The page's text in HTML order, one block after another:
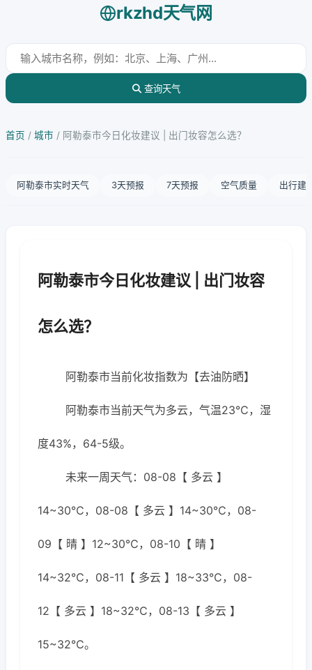
rkzhd天气网
查询天气
首页 / 城市 / 阿勒泰市今日化妆建议 | 出门妆容怎么选？
阿勒泰市实时天气 3天预报 7天预报 空气质量 出行建
阿勒泰市今日化妆建议 | 出门妆容
怎么选？
阿勒泰市当前化妆指数为【去油防晒】
阿勒泰市当前天气为多云，气温23℃，湿
度43%，64-5级。
未来一周天气：08-08【 多云 】
14~30℃，08-08【 多云 】14~30℃，08-
09【 晴 】12~30℃，08-10【 晴 】
14~32℃，08-11【 多云 】18~33℃，08-
12【 多云 】18~32℃，08-13【 多云 】
15~32℃。